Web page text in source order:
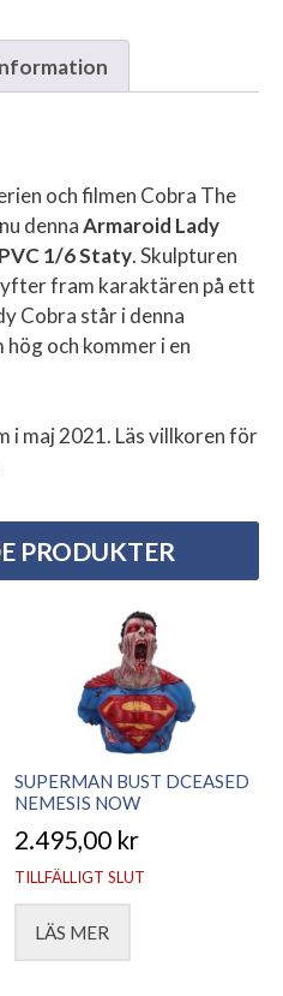
och filmen Cobra The
dennaArmaroid Lady
1/6 Staty. Skulpturen
fram karaktären på ett
Cobra står i denna
och kommer i en
i maj 2021. Läs villkoren för
PRODUKTER
SUPERMAN BUST DCEASED
NEMESIS NOW
2.495,00 kr
TILLFÄLLIGT SLUT
LÄS MER